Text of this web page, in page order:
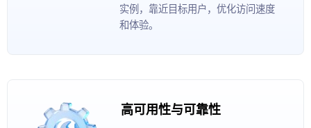
实例，靠近目标用户，优化访问速度
和体验。
高可用性与可靠性